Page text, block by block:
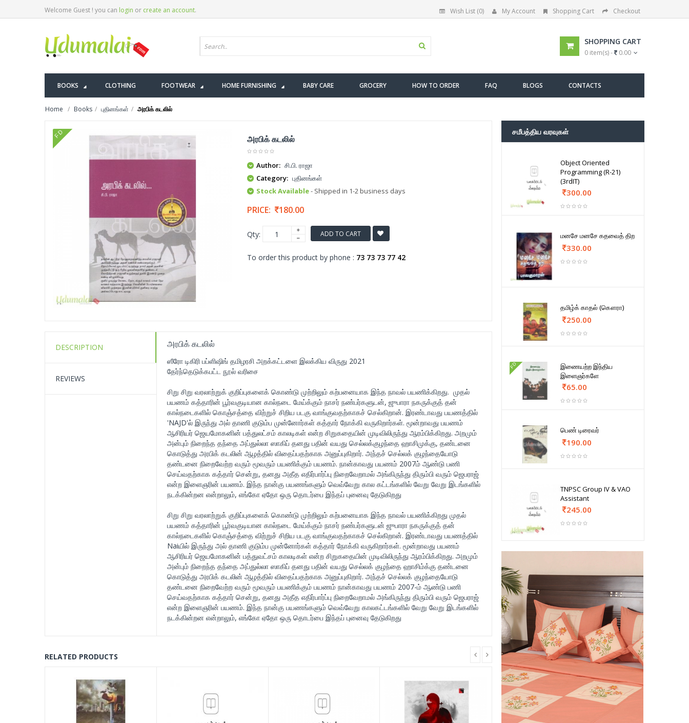
Welcome Guest ! you can login or create an account. Wish List (0) My Account Shopping Cart Checkout
SHOPPING CART
0 item(s) - 0.00
BOOKS CLOTHING FOOTWEAR HOME FURNISHING BABY CARE GROCERY HOW TO ORDER FAQ BLOGS CONTACTS
Home Books புதினங்கள் அரபிக் கடலில்
FD அரபிக் கடலில்
Author: சி.பி. ராஜா
Category: புதினங்கள்
Stock Available- Shipped in 1-2 business days
PRICE: 180.00
Qty: ADD TO CART
To order this product by phone : 73 73 73 77 42
DESCRIPTION
REVIEWS
அரபிக் கடலில்
ஸீரோ டிகிரி பப்ளிஷிங் தமிழரசி அறக்கட்டளை இலக்கிய விருது 2021
தேர்ந்தெடுக்கபட்ட நூல் வரிசை
சிறு சிறு வரலாற்றுக் குறிப்புகளைக் கொண்டு முற்றிலும் கற்பனையாக இந்த நாவல் பயணிக்கிறது. முதல்
பயணம் கத்தாரின் பூர்வகுடியான கால்நடை மேய்க்கும் நாசர் நண்பர்களுடன், ஜுபாரா நகருக்குத் தன்
கால்நடைகளில் கொஞ்சத்தை விற்றுச் சிறிய படகு வாங்குவதற்காகச் செல்கிறான். இரண்டாவது பயணத்தில்
'NAJD'ல் இருந்து அல் தாணி குடும்ப முன்னோர்கள் கத்தார் நோக்கி வருகிறார்கள். மூன்றாவது பயணம்
ஆசிரியர் ஜெயமோகனின் பத்துலட்சம் காலடிகள் என்ற சிறுகதையின் முடிவிலிருந்து ஆரம்பிக்கிறது. அறமும்
அன்பும் நிறைந்த தந்தை அப்துல்லா ஸாகிப் தனது பதின் வயது செல்லக்குழந்தை ஹாசிமுக்கு, தண்டனை
கொடுத்து அரபிக் கடலின் ஆழத்தில் விதைப்பதற்காக அனுப்புகிறார். அந்தச் செல்லக் குழந்தையோடு
தண்டனை நிறைவேற்ற வரும் மூவரும் பயணிக்கும் பயணம். நான்காவது பயணம் 2007ம் ஆண்டு பணி
செய்வதற்காக கத்தார் சென்று, தனது அதீத எதிர்பார்ப்பு நிறைவேறாமல் அங்கிருந்து திரும்பி வரும் ஜெபராஜ்
என்ற இளைஞரின் பயணம். இந்த நான்கு பயணங்களும் வெவ்வேறு கால கட்டங்களில் வேறு வேறு இடங்களில்
நடக்கின்றன என்றாலும், எங்கோ ஏதோ ஒரு தொடர்பை இந்தப் புனைவு தேடுகிறது
சிறு சிறு வரலாற்றுக் குறிப்புகளைக் கொண்டு முற்றிலும் கற்பனையாக இந்த நாவல் பயணிக்கிறது முதல்
பயணம் கத்தாரின் பூர்வகுடியான கால்நடை மேய்க்கும் நாசர் நண்பர்களுடன் ஜுபாரா நகருக்குத் தன்
கால்நடைகளில் கொஞ்சத்தை விற்றுச் சிறிய படகு வாங்குவதற்காகச் செல்கிறான். இரண்டாவது பயணத்தில்
Naiயில் இருந்து அல் தாணி குடும்ப முன்னோர்கள் கத்தார் நோக்கி வருகிறார்கள். மூன்றாவது பயணம்
ஆசிரியர் ஜெயமோகனின் பத்துவட்சம் காலடிகள் என்ற சிறுகதையின் முடிவிலிருந்து ஆரம்பிக்கிறது. அறமும்
அன்பும் நிறைந்த தந்தை அப்துல்லா ஸாகிப் தனது பதின் வயது செல்லக் குழந்தை ஹாசிம்க்கு தண்டனை
கொடுத்து அரபிக் கடலின் ஆழத்தில் விதைப்பதற்காக அனுப்புகிறார். அந்தச் செல்லக் குழந்தையோடு
தண்டனை நிறைவேற்ற வரும் மூவரும் பயணிக்கும் பயணம் நான்காவது பயணம் 2007-ம் ஆண்டு பணி
செய்வதற்காக கத்தார் சென்று, தனது அதீத எதிர்பார்ப்பு நிறைவேறாமல் அங்கிருந்து திரும்பி வரும் ஜெபராஜ்
என்ற இளைஞரின் பயணம். இந்த நான்கு பயணங்களும் வெவ்வேறு காலகட்டங்களில் வேறு வேறு இடங்களில்
நடக்கின்றன என்றாலும், எங்கோ ஏதோ ஒரு தொடர்பை இந்தப் புனைவு தேடுகிறது
RELATED PRODUCTS
சமீபத்திய வரவுகள்
Object Oriented
Programming (R-21)
(3rdIT)
300.00
மனசே மனசே கதவைத் திற
330.00
தமிழ்க் காதல் (கௌரா)
250.00
FD
இணையற்ற இந்திய
இளைஞர்களே
65.00
பெண் டிரைவர்
190.00
TNPSC Group IV & VAO
Assistant
245.00